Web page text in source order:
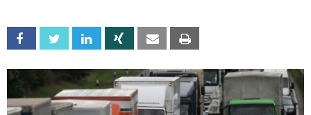
Facebook Twitter Linkedin Xing Email